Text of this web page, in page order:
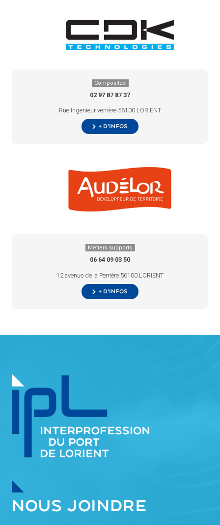
Composites
02 97 87 87 37
Rue Ingenieur verrière 56100 LORIENT
+ d’infos
Métiers supports
06 64 09 03 50
12 avenue de la Perrière 56100 LORIENT
+ d’infos
NOUS JOINDRE